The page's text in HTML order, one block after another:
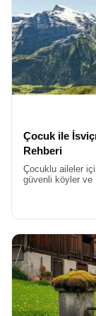
isteyenler için
konumu, Alplerin
manzaralar,
görsel şölen
kadar her detay,
Yeni yıla girerken
sevdiklerinizle
İsviçre’de
göl sularına
merkezlerindeki
katılımıyla
ve peynir
dönüştürecektir.
En Uygun Fiyatlı
Yoğun iş
istiyorsanız,
Bu tatil, sadece
dinlendirmek ve
Çocuk ile
Rehberi
Çocuklu aileler
güvenli köyler ve